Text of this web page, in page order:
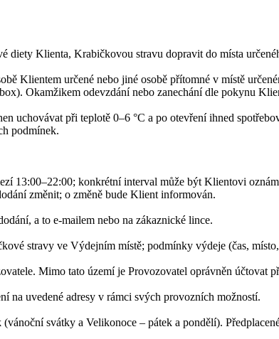
Klienta, Krabičkovou stravu dopravit do místa
Klientem určené nebo jiné osobě přítomné v místě
Okamžikem odevzdání nebo zanechání dle pokynu
uchovávat při teplotě 0–6 °C a po otevření ihned
podmínek.
13:00–22:00; konkrétní interval může být Klientovi
změnit; o změně bude Klient informován.
a to e-mailem nebo na zákaznické lince.
stravy ve Výdejním místě; podmínky výdeje (čas,
Mimo tato území je Provozovatel oprávněn účtovat
na uvedené adresy v rámci svých provozních možností.
svátky a Velikonoce – pátek a pondělí).